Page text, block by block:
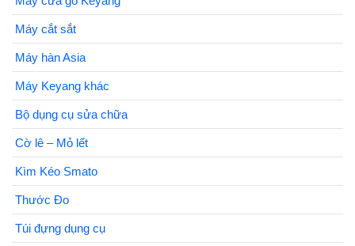
Máy cắt sắt
Máy hàn Asia
Máy Keyang khác
Bộ dụng cụ sửa chữa
Cờ lê – Mỏ lết
Kìm Kéo Smato
Thước Đo
Túi đựng dụng cụ